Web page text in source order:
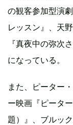
の観客参加型演
レッスン』、天
『真夜中の弥次
になっている。
また、ピーター
ー映画『ピータ
題）』、ブルッ